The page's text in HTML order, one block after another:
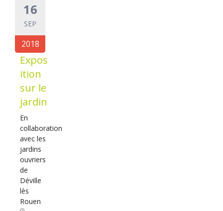
16
SEP
2018
Expos
ition
sur le
jardin
En
collaboration
avec les
jardins
ouvriers
de
Déville
lès
Rouen